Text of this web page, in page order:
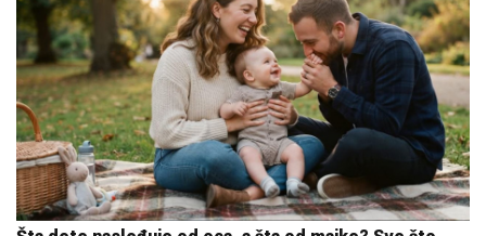
Šta dete nasleđuje od oca, a šta od majke? Sve što
treba da znate o genetici
05. 08. 2026 06:45